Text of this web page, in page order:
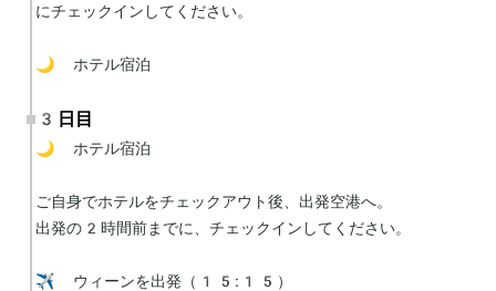
にチェックインしてください。
🌙 ホテル宿泊
3日目
🌙 ホテル宿泊
ご自身でホテルをチェックアウト後、出発空港へ。
出発の2時間前までに、チェックインしてください。
✈️ ウィーンを出発（15:15）